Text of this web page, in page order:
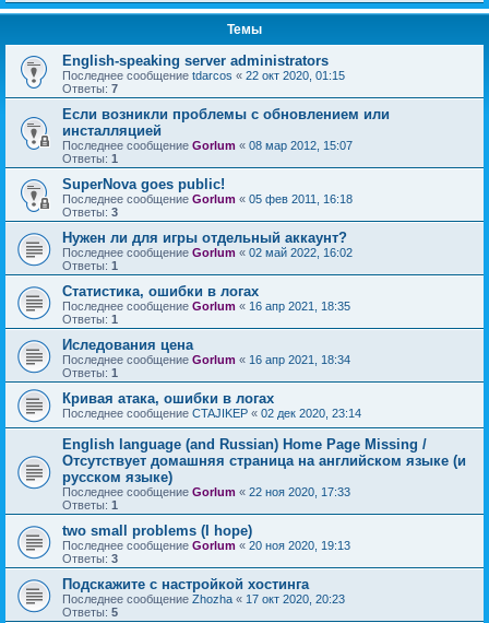
Темы
English-speaking server administrators
Последнее сообщение tdarcos « 22 окт 2020, 01:15
Ответы: 7
Если возникли проблемы с обновлением или
инсталляцией
Последнее сообщение Gorlum « 08 мар 2012, 15:07
Ответы: 1
SuperNova goes public!
Последнее сообщение Gorlum « 05 фев 2011, 16:18
Ответы: 3
Нужен ли для игры отдельный аккаунт?
Последнее сообщение Gorlum « 02 май 2022, 16:02
Ответы: 1
Статистика, ошибки в логах
Последнее сообщение Gorlum « 16 апр 2021, 18:35
Ответы: 1
Иследования цена
Последнее сообщение Gorlum « 16 апр 2021, 18:34
Ответы: 1
Кривая атака, ошибки в логах
Последнее сообщение CTAJIKEP « 02 дек 2020, 23:14
English language (and Russian) Home Page Missing /
Отсутствует домашняя страница на английском языке (и
русском языке)
Последнее сообщение Gorlum « 22 ноя 2020, 17:33
Ответы: 1
two small problems (I hope)
Последнее сообщение Gorlum « 20 ноя 2020, 19:13
Ответы: 3
Подскажите с настройкой хостинга
Последнее сообщение Zhozha « 17 окт 2020, 20:23
Ответы: 5